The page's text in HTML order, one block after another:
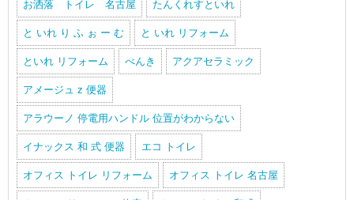
お洒落 トイレ 名古屋 たんくれすといれ
と いれ り ふ ぉ ー む と いれ リフォーム
といれ リフォーム べんき アクアセラミック
アメージュ z 便器
アラウーノ 停電用ハンドル 位置がわからない
イナックス 和 式 便器 エコ トイレ
オフィス トイレ リフォーム オフィス トイレ 名古屋